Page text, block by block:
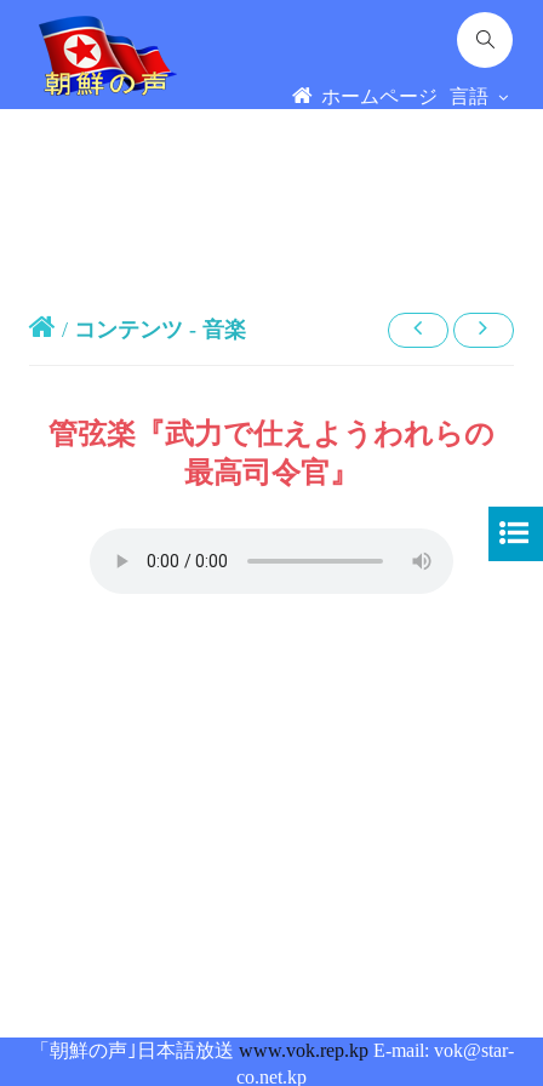
ホームページ 言語
/ コンテンツ - 音楽
管弦楽『武力で仕えようわれらの
最高司令官』
「朝鮮の声｣日本語放送 www.vok.rep.kpE-mail: vok@star-
co.net.kp